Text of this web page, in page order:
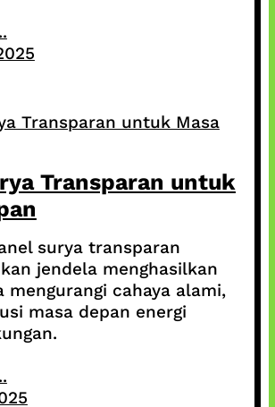
Transparan untuk
surya transparan
jendela menghasilkan
cahaya alami,
masa depan energi